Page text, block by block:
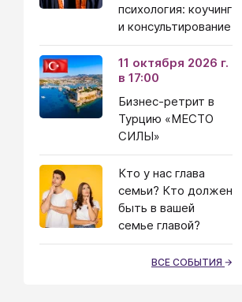
психология: коучинг
и консультирование
11 октября 2026 г.
в 17:00
Бизнес-ретрит в
Турцию «МЕСТО
СИЛЫ»
Кто у нас глава
семьи? Кто должен
быть в вашей
семье главой?
ВСЕ СОБЫТИЯ